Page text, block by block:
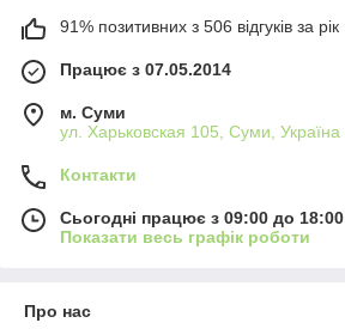
91% позитивних з 506 відгуків за рік
Працює з 07.05.2014
м. Суми
ул. Харьковская 105, Суми, Україна
Контакти
Сьогодні працює з 09:00 до 18:00
Показати весь графік роботи
Про нас